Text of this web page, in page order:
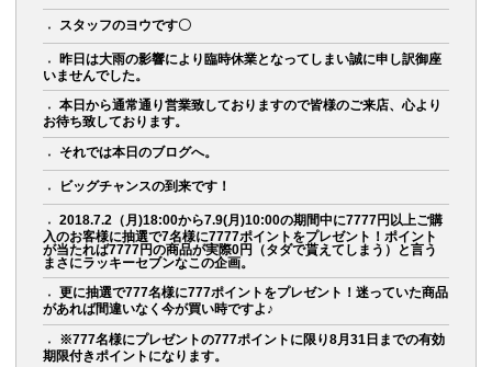
スタッフのヨウです〇
昨日は大雨の影響により臨時休業となってしまい誠に申し訳御座
いませんでした。
本日から通常通り営業致しておりますので皆様のご来店、心より
お待ち致しております。
それでは本日のブログへ。
ビッグチャンスの到来です！
2018.7.2（月)18:00から7.9(月)10:00の期間中に7777円以上ご購
入のお客様に抽選で7名様に7777ポイントをプレゼント！ポイント
が当たれば7777円の商品が実際0円（タダで貰えてしまう）と言う
まさにラッキーセブンなこの企画。
更に抽選で777名様に777ポイントをプレゼント！迷っていた商品
があれば間違いなく今が買い時ですよ♪
※777名様にプレゼントの777ポイントに限り8月31日までの有効
期限付きポイントになります。